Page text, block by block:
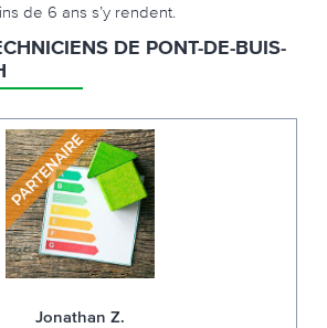
de 6 ans s’y rendent.
DE PONT-DE-BUIS-
Jonathan Z.